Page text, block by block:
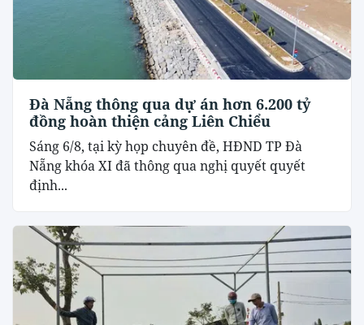
Đà Nẵng thông qua dự án hơn 6.200 tỷ
đồng hoàn thiện cảng Liên Chiểu
Sáng 6/8, tại kỳ họp chuyên đề, HĐND TP Đà
Nẵng khóa XI đã thông qua nghị quyết quyết
định...